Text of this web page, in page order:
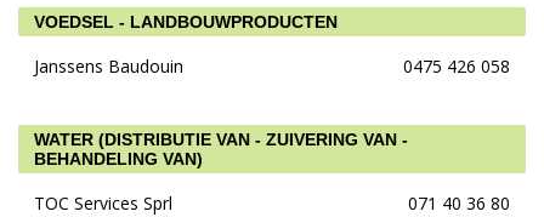
VOEDSEL - LANDBOUWPRODUCTEN
Janssens Baudouin 0475 426 058
WATER (DISTRIBUTIE VAN - ZUIVERING VAN -
BEHANDELING VAN)
TOC Services Sprl 071 40 36 80